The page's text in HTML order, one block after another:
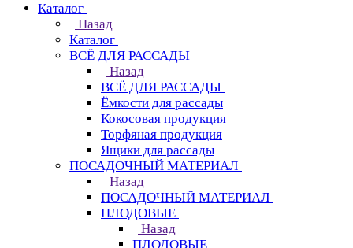
Каталог
Назад
Каталог
ВСЁ ДЛЯ РАССАДЫ
Назад
ВСЁ ДЛЯ РАССАДЫ
Ёмкости для рассады
Кокосовая продукция
Торфяная продукция
Ящики для рассады
ПОСАДОЧНЫЙ МАТЕРИАЛ
Назад
ПОСАДОЧНЫЙ МАТЕРИАЛ
ПЛОДОВЫЕ
Назад
ПЛОДОВЫЕ